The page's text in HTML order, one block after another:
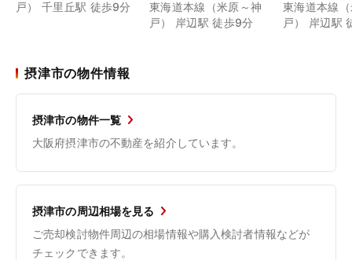
戸） 千里丘駅 徒歩9分
東海道本線（米原～神
戸） 岸辺駅 徒歩9分
東海道本線
戸） 岸辺駅
摂津市の物件情報
摂津市の物件一覧
大阪府摂津市の不動産を紹介しています。
摂津市の周辺相場を見る
ご売却検討物件周辺の相場情報や購入検討者情報などが
チェックできます。